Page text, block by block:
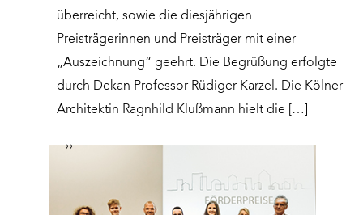
überreicht, sowie die diesjährigen
Preisträgerinnen und Preisträger mit einer
„Auszeichnung“ geehrt. Die Begrüßung erfolgte
durch Dekan Professor Rüdiger Karzel. Die Kölner
Architektin Ragnhild Klußmann hielt die […]
››